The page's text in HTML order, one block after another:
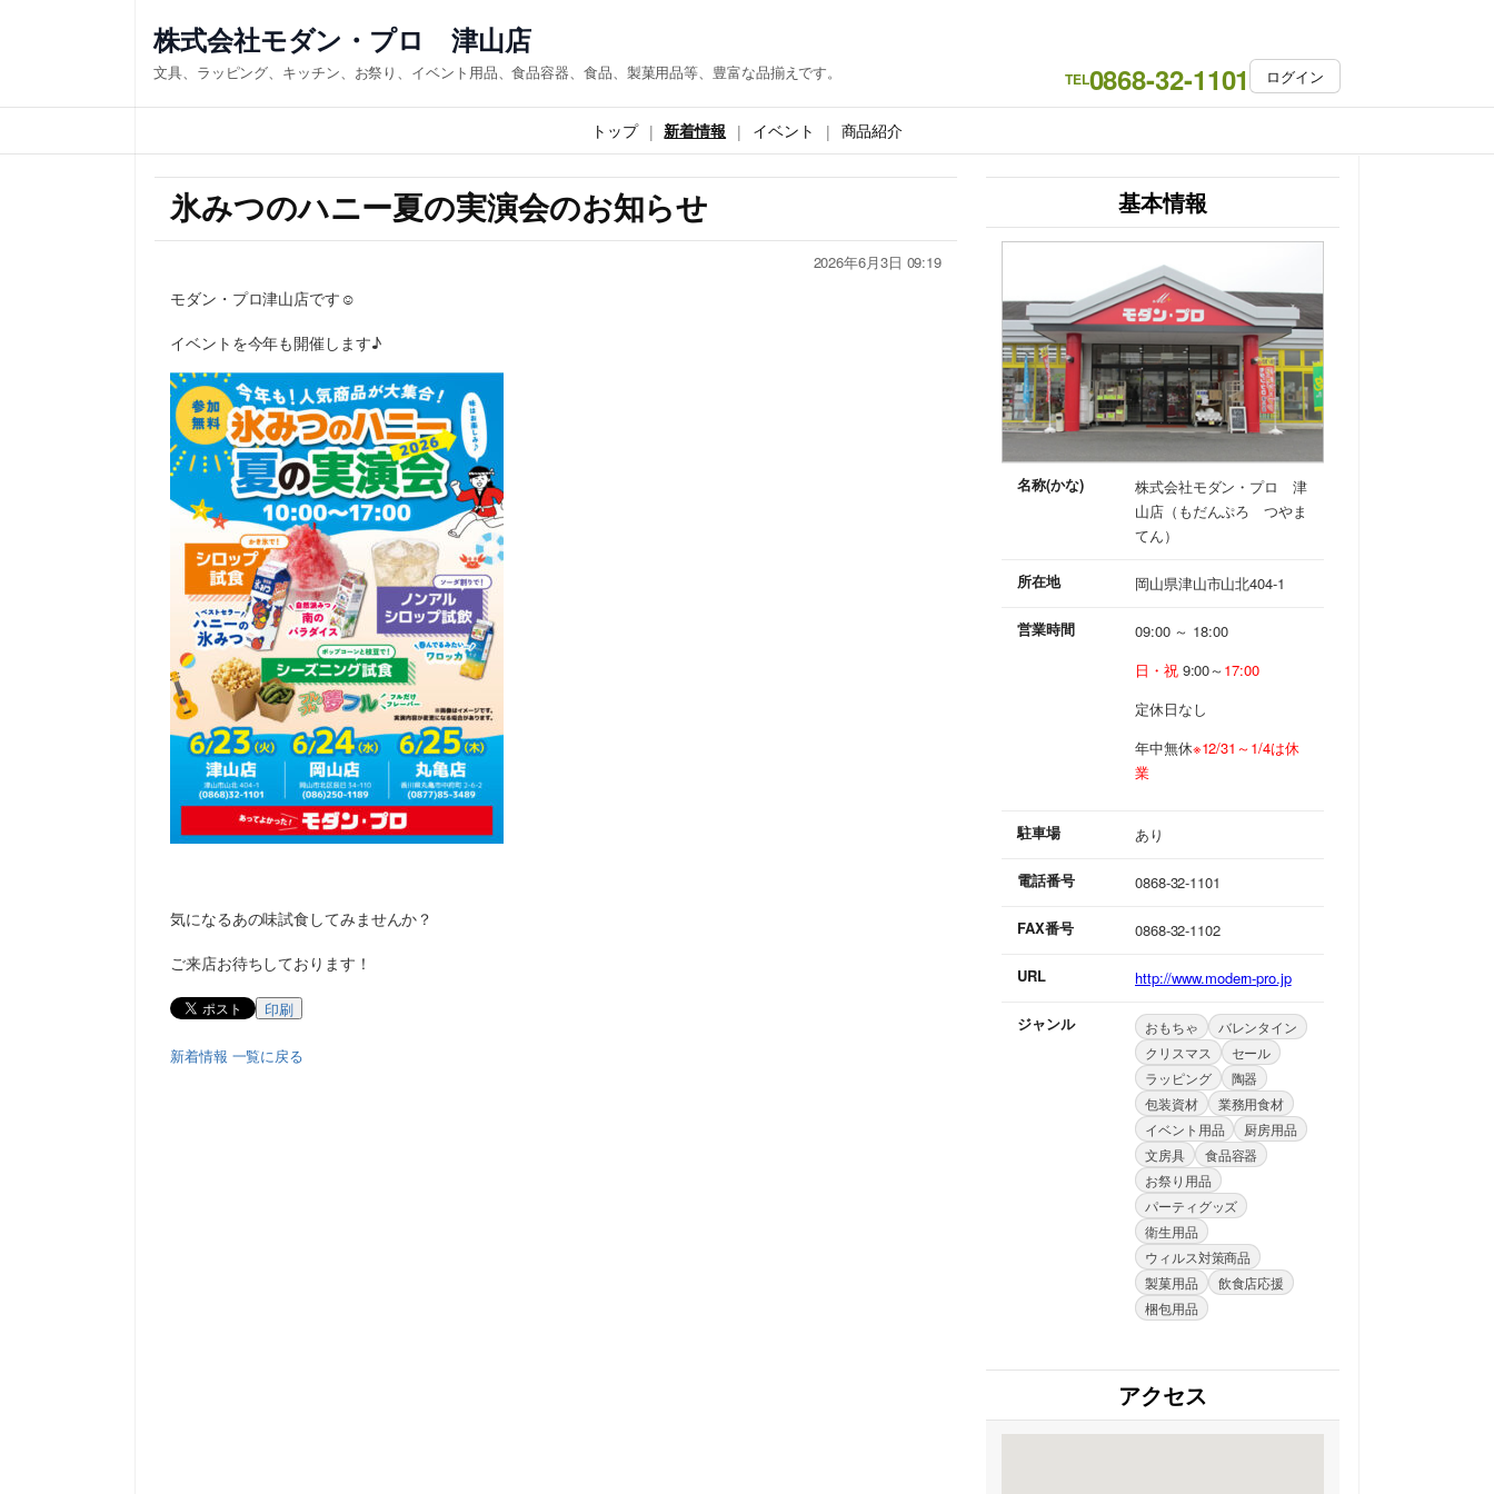
株式会社モダン・プロ 津山店
文具、ラッピング、キッチン、お祭り、イベント用品、食品容器、食品、製菓用品等、豊富な品揃えです。 TEL0868-32-1101 ログイン
トップ 新着情報 イベント 商品紹介
氷みつのハニー夏の実演会のお知らせ
2026年6月3日 09:19
モダン・プロ津山店です☺
イベントを今年も開催します♪
気になるあの味試食してみませんか？
ご来店お待ちしております！
印刷
新着情報 一覧に戻る
基本情報
名称(かな)
株式会社モダン・プロ 津
山店（もだんぷろ つやま
てん）
所在地 岡山県津山市山北404-1
営業時間
09:00 ～ 18:00
日・祝9:00～ 17:00
定休日なし
年中無休※12/31～1/4は休
業
駐車場 あり
電話番号 0868-32-1101
FAX番号 0868-32-1102
URL http://www.modern-pro.jp
ジャンル おもちゃ
バレンタイン
クリスマス
セール
ラッピング
陶器
包装資材
業務用食材
イベント用品
厨房用品
文房具
食品容器
お祭り用品
パーティグッズ
衛生用品
ウィルス対策商品
製菓用品
飲食店応援
梱包用品
アクセス